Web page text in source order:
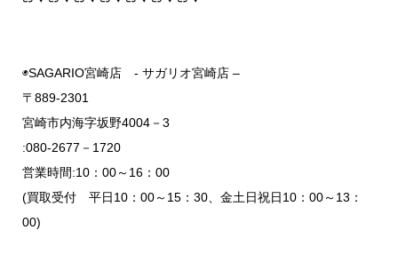
◉SAGARIO宮崎店 - サガリオ宮崎店 –
〒889-2301
宮崎市内海字坂野4004－3
:080-2677－1720
営業時間:10：00～16：00
(買取受付 平日10：00～15：30、金土日祝日10：00～13：
00)